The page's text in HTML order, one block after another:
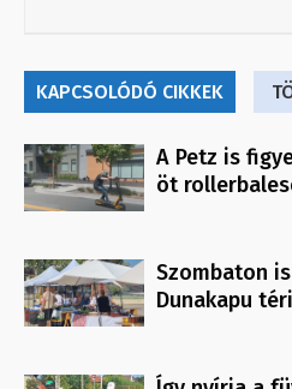
KAPCSOLÓDÓ CIKKEK
A Petz is
öt
Szombaton
Dunakapu